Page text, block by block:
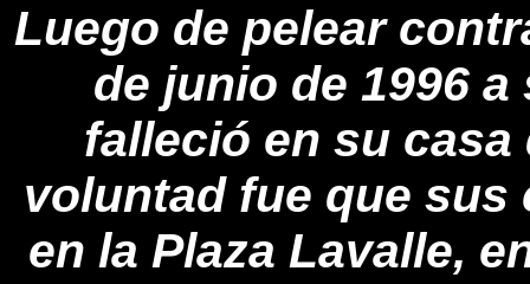
Luego de pelear
de junio de 1996
falleció en su casa
voluntad fue que sus
en la Plaza Lavalle,